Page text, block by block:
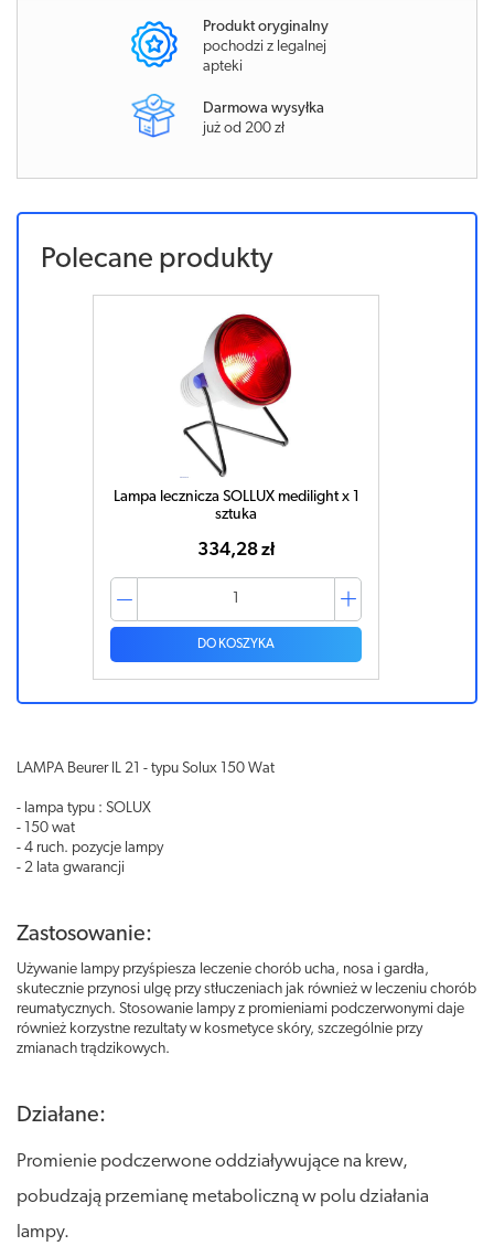
Produkt oryginalny
pochodzi z legalnej
apteki
Darmowa wysyłka
już od 200 zł
Polecane produkty
Lampa lecznicza SOLLUX medilight x 1
sztuka
334,28 zł
DO KOSZYKA
LAMPA Beurer IL 21 - typu Solux 150 Wat
- lampa typu : SOLUX
- 150 wat
- 4 ruch. pozycje lampy
- 2 lata gwarancji
Zastosowanie:
Używanie lampy przyśpiesza leczenie chorób ucha, nosa i gardła,
skutecznie przynosi ulgę przy stłuczeniach jak również w leczeniu chorób
reumatycznych. Stosowanie lampy z promieniami podczerwonymi daje
również korzystne rezultaty w kosmetyce skóry, szczególnie przy
zmianach trądzikowych.
Działane:
Promienie podczerwone oddziaływujące na krew,
pobudzają przemianę metaboliczną w polu działania
lampy.